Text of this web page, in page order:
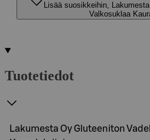
Lisää suosikkeihin,
Valkosuklaa
Tuotetiedot
Lakumesta Oy Gluteeniton